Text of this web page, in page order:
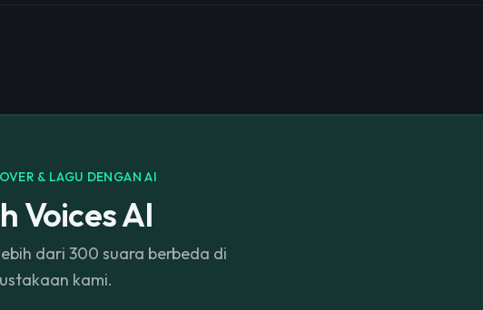
& LAGU DENGAN AI
Voices AI
dari 300 suara berbeda di
kami.